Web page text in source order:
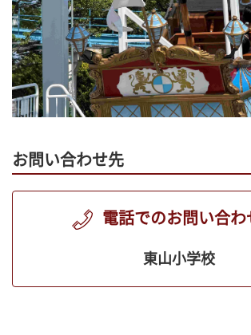
お問い合わせ先
電話でのお問い合わ
東山小学校